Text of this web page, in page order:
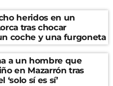
heridos en un
tras chocar
coche y una furgoneta
a un hombre que
en Mazarrón tras
‘solo sí es sí’